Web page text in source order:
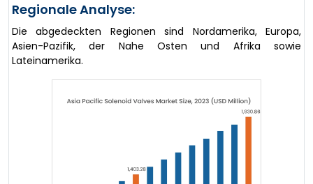
Regionale Analyse:
Die abgedeckten Regionen sind Nordamerika, Europa,
Asien-Pazifik, der Nahe Osten und Afrika sowie
Lateinamerika.